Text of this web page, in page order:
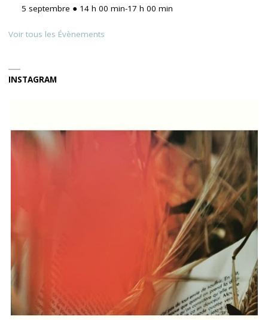
5 septembre ● 14 h 00 min-17 h 00 min
Voir tous les Évènements
INSTAGRAM